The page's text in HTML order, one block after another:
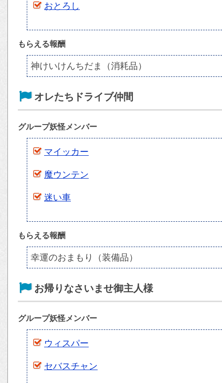
おとろし
もらえる報酬
神けいけんちだま（消耗品）
オレたちドライブ仲間
グループ妖怪メンバー
マイッカー
魔ウンテン
迷い車
もらえる報酬
幸運のおまもり（装備品）
お帰りなさいませ御主人様
グループ妖怪メンバー
ウィスパー
セバスチャン